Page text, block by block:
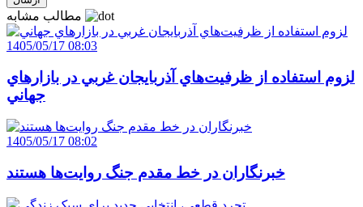
1405/05/17 08:03
لزوم استفاده از ظرفيت‌هاي آذربايجان غربي در بازارهاي
جهاني
1405/05/17 08:02
خبرنگاران در خط مقدم جنگ روايت‌ها هستند